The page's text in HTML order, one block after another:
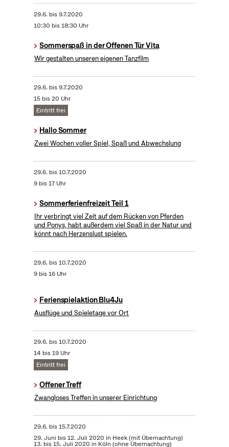
29.6. bis9.7.2020
10:30 bis 18:30 Uhr
Sommerspaß in der Offenen Tür Vita
Wir gestalten unseren eigenen Tanzfilm
29.6. bis9.7.2020
15 bis 20 Uhr
Eintritt frei
Hallo Sommer
Zwei Wochen voller Spiel, Spaß und Abwechslung
29.6. bis10.7.2020
9 bis 17 Uhr
Sommerferienfreizeit Teil 1
Ihr verbringt viel Zeit auf dem Rücken von Pferden
und Ponys, habt außerdem viel Spaß in der Natur und
könnt nach Herzenslust spielen.
29.6. bis10.7.2020
9 bis 16 Uhr
Ferienspielaktion Blu4Ju
Ausflüge und Spieletage vor Ort
29.6. bis10.7.2020
14 bis 19 Uhr
Eintritt frei
Offener Treff
Zwangloses Treffen in unserer Einrichtung
29.6. bis15.7.2020
29. Juni bis 12. Juli 2020 in Heek (mit Übernachtung)
13. bis 15. Juli 2020 in Köln (ohne Übernachtung)